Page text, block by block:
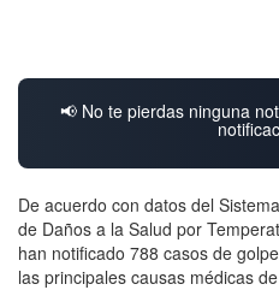
📢 No te pierdas ninguna
De acuerdo con datos del
de Daños a la Salud por
han notificado 788 casos de
las principales causas médicas